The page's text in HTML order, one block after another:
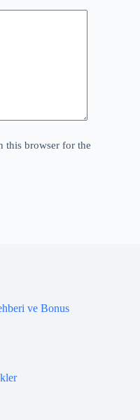
this browser for the
ve Bonus